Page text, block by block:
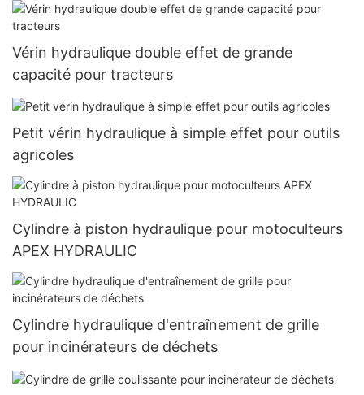
Vérin hydraulique double effet de grande
capacité pour tracteurs
Petit vérin hydraulique à simple effet pour outils
agricoles
Cylindre à piston hydraulique pour motoculteurs
APEX HYDRAULIC
Cylindre hydraulique d'entraînement de grille
pour incinérateurs de déchets